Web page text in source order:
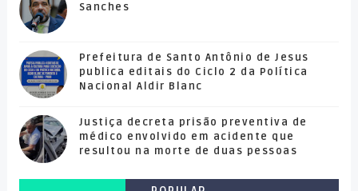
Sanches
Prefeitura de Santo Antônio de Jesus
publica editais do Ciclo 2 da Política
Nacional Aldir Blanc
Justiça decreta prisão preventiva de
médico envolvido em acidente que
resultou na morte de duas pessoas